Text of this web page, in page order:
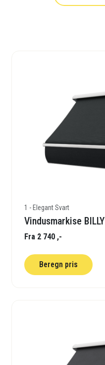
1 - Elegant Svart
Vindusmarkise BILLY
Fra 2 740 ,-
Beregn pris